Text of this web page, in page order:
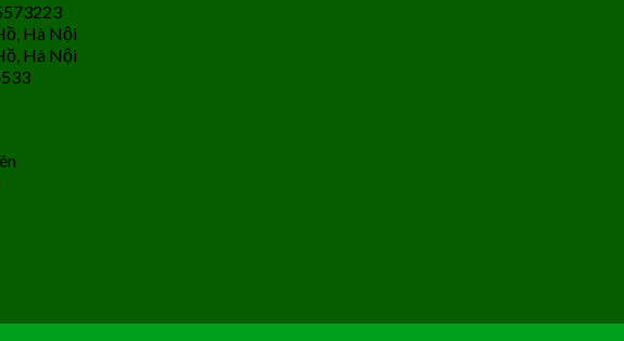
Hà Nội
Hà Nội